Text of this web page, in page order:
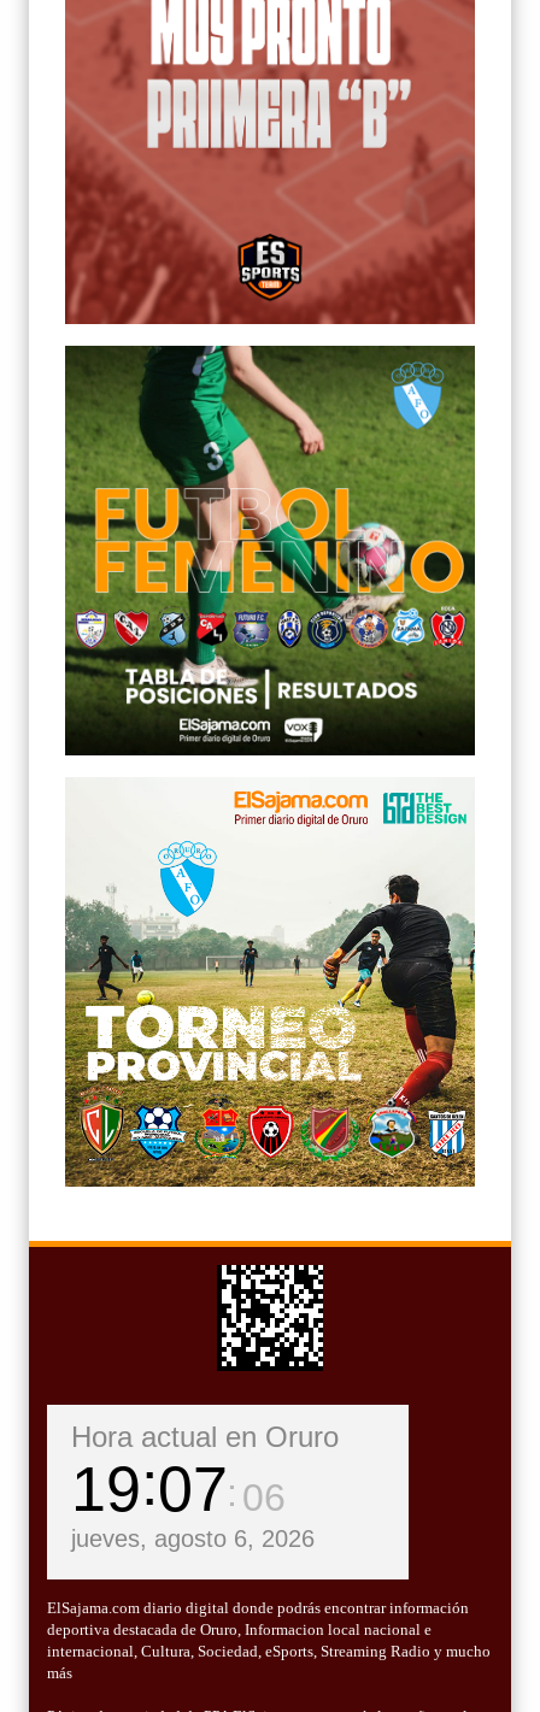
Hora actual en Oruro
19 07 08
jueves, agosto 6, 2026
ElSajama.com diario digital donde podrás encontrar información
deportiva destacada de Oruro, Informacion local nacional e
internacional, Cultura, Sociedad, eSports, Streaming Radio y mucho
más